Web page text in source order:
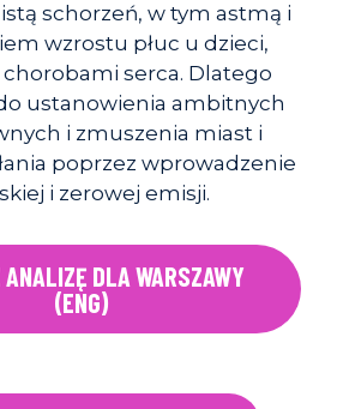
schorzeń, w tym astmą i
wzrostu płuc u dzieci,
chorobami serca. Dlatego
ustanowienia ambitnych
i zmuszenia miast i
poprzez wprowadzenie
i zerowej emisji.
ANALIZĘ DLA WARSZAWY
(ENG)